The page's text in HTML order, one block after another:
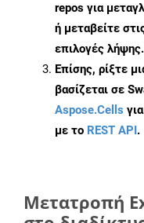
repos για
ή μεταβείτε
επιλογές λήψης.
Επίσης, ρίξτε
βασίζεται σε
Aspose.Cells
με το REST API.
Μετατροπή